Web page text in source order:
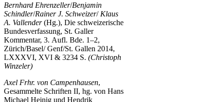
Bernhard Ehrenzeller/Benjamin
Schindler/Rainer J. Schweizer/Klaus
A. Vallender(Hg.), Die schweizerische
Bundesverfassung, St. Galler
Kommentar, 3. Aufl. Bde. 1–2,
Zürich/Basel/ Genf/St. Gallen 2014,
LXXXVI, XVI & 3234 S. (Christoph
Winzeler)
Axel Frhr. von Campenhausen,
Gesammelte Schriften II, hg. von Hans
Michael Heinig und Hendrik